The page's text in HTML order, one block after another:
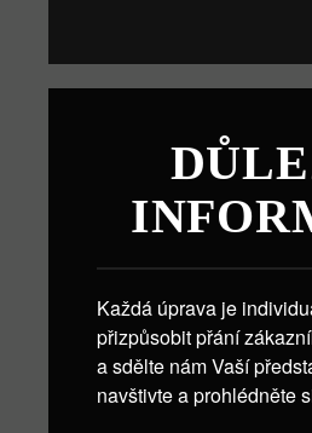
Každá úprava je
přizpůsobit přání
a sdělte nám Vaší
navštivte a prohlédněte